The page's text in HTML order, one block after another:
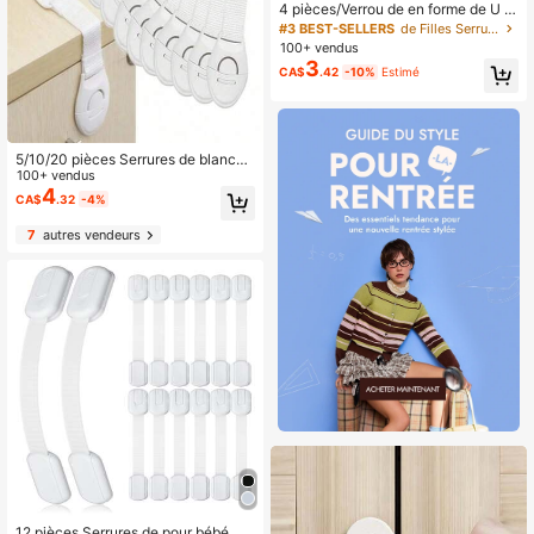
5/10/20 pièces Serrures de blanche
s pour enfants, serrures de pour tiroi
rs et portes de placards, sangles en
tissu anti-pincement pour la des bé
100+ vendus
CA$4.32 -4%
7 autres vendeurs
4 pièces/Verrou de en forme de U ré
glable - Convient aux nourrissons e
t aux animaux de compagnie, convi
ent aux cuisines, salles de bains, tir
oirs, etc. Matériau ABS
#3 BEST-SELLERS
de Filles Serrures et sangles pour armoires de béb
100+ vendus
CA$3.42 -10% Estimé